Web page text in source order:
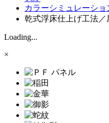
カラーシミュレーショ
乾式浮床仕上げ工法／
Loading...
×